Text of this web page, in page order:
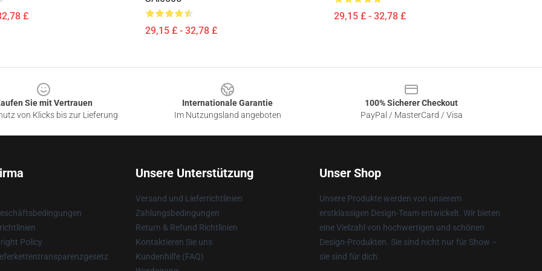
£
29,15 £ - 32,78 £
29,15 £ - 32,78 £
Sie mit Vertrauen
von Klicks bis zur Lieferung
Internationale Garantie
Im Nutzungsland angeboten
100% Sicherer Checkout
PayPal / MasterCard / Visa
Policy
Unsere Unterstützung
Versand und Lieferrichtlinien
Zahlungsbedingungen
Return & Refund Richtlinien
Kontaktieren Sie uns
Kundenhilfe (FAQ)
Unser Shop
Unsere Produkte werden von unserem
erstklassigen Design-Team entwickelt. Wir bieten
eine Vielzahl von hochwertigen und schönen
Design-Produkten. Sie sind nicht nur für Show –
sie sind für dich.